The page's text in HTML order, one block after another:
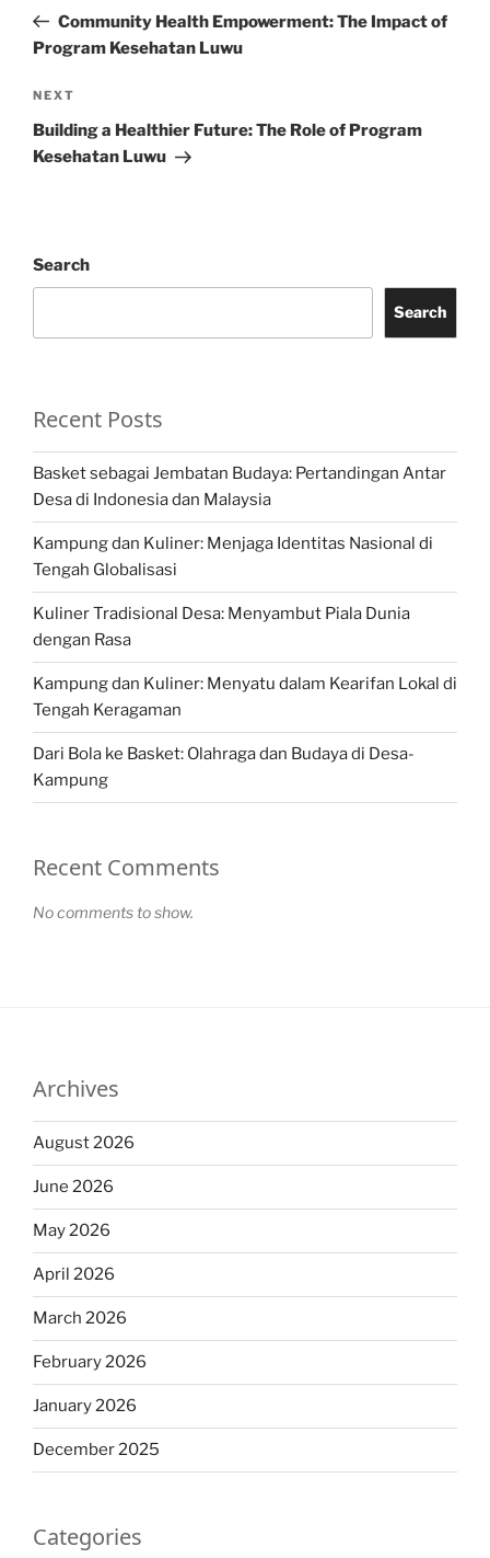
PostCommunity Health Empowerment: The Impact of
Program Kesehatan Luwu
Next
Post
NEXT
Building a Healthier Future: The Role of Program
Kesehatan Luwu
Search
Search
Recent Posts
Basket sebagai Jembatan Budaya: Pertandingan Antar
Desa di Indonesia dan Malaysia
Kampung dan Kuliner: Menjaga Identitas Nasional di
Tengah Globalisasi
Kuliner Tradisional Desa: Menyambut Piala Dunia
dengan Rasa
Kampung dan Kuliner: Menyatu dalam Kearifan Lokal di
Tengah Keragaman
Dari Bola ke Basket: Olahraga dan Budaya di Desa-
Kampung
Recent Comments
No comments to show.
Archives
August 2026
June 2026
May 2026
April 2026
March 2026
February 2026
January 2026
December 2025
Categories